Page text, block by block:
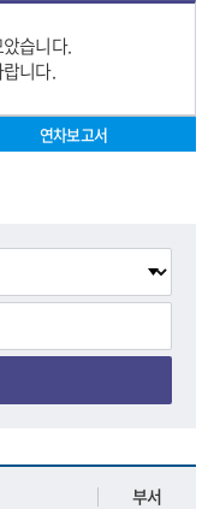
습니다.
니다.
연차보고서
부서